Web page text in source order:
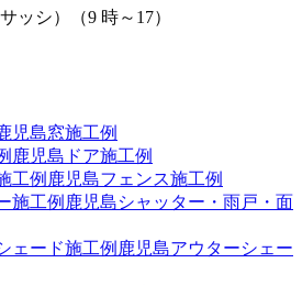
ッシ） （9 時～17）
窓施工例
ドア施工例
フェンス施工例
シャッター・雨戸・面
アウターシェー